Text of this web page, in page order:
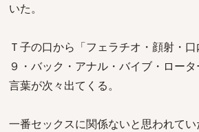
いた。
Ｔ子の口から「フェラチオ・顔射・
９・バック・アナル・バイブ・ロー
言葉が次々出てくる。
一番セックスに関係ないと思われて